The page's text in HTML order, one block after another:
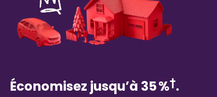
Économisez jusqu’à 35 %†.